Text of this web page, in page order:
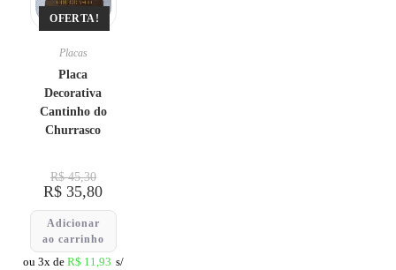
OFERTA!
Placas
Placa
Decorativa
Cantinho do
Churrasco
R$45,30
R$ 35,80
Adicionar
ao carrinho
ou 3x de R$ 11,93 s/